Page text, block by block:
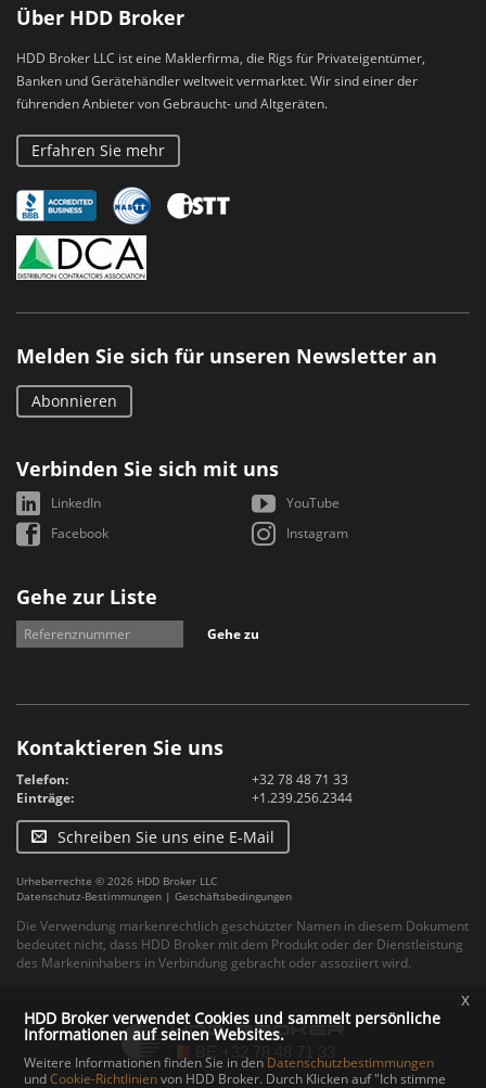
Über HDD Broker
HDD Broker LLC ist eine Maklerfirma, die Rigs für Privateigentümer,
Banken und Gerätehändler weltweit vermarktet. Wir sind einer der
führenden Anbieter von Gebraucht- und Altgeräten.
Erfahren Sie mehr
Melden Sie sich für unseren Newsletter an
Abonnieren
Verbinden Sie sich mit uns
LinkedIn
YouTube
Facebook
Instagram
Gehe zur Liste
Gehe zu
Kontaktieren Sie uns
Telefon:
+32 78 48 71 33
Einträge:
+1.239.256.2344
Schreiben Sie uns eine E-Mail
Urheberrechte © 2026 HDD Broker LLC
Datenschutz-Bestimmungen | Geschäftsbedingungen
Die Verwendung markenrechtlich geschützter Namen in diesem Dokument
bedeutet nicht, dass HDD Broker mit dem Produkt oder der Dienstleistung
des Markeninhabers in Verbindung gebracht oder assoziiert wird.
HDD Broker verwendet Cookies und sammelt persönliche
Informationen auf seinen Websites.
Weitere Informationen finden Sie in den Datenschutzbestimmungen
undCookie-Richtlinienvon HDD Broker. Durch Klicken auf "Ich stimme
x